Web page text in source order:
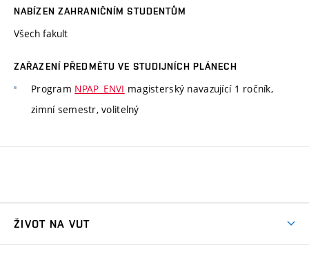
NABÍZEN ZAHRANIČNÍM STUDENTŮM
Všech fakult
ZAŘAZENÍ PŘEDMĚTU VE STUDIJNÍCH PLÁNECH
Program NPAP_ENVI magisterský navazující 1 ročník,
zimní semestr, volitelný
ŽIVOT NA VUT